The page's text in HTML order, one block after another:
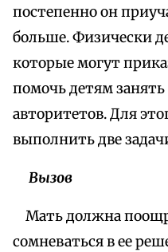
постепенно он
больше. Физически
которые могут
помочь детям
авторитетов. Для
выполнить две
Вызов
Мать должна
сомневаться в ее